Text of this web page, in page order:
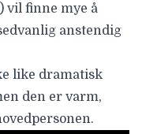
vil finne mye å
anstendig
like dramatisk
den er varm,